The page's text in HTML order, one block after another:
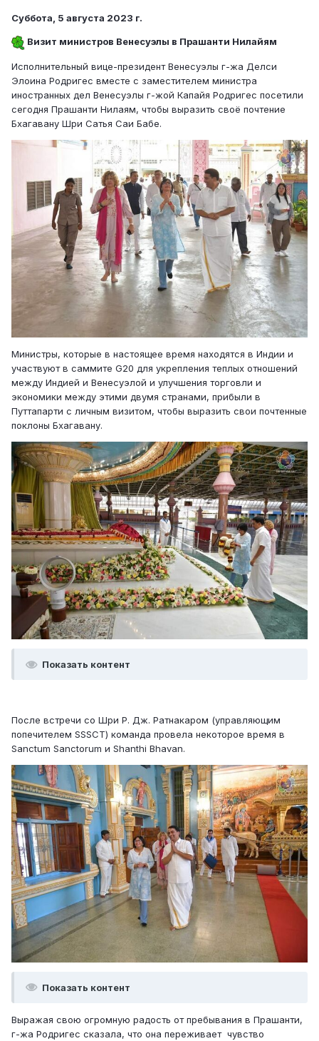
Суббота, 5 августа 2023 г.
Визит министров Венесуэлы в Прашанти Нилайям
Исполнительный вице-президент Венесуэлы г-жа Делси
Элоина Родригес вместе с заместителем министра
иностранных дел Венесуэлы г-жой Капайя Родригес посетили
сегодня Прашанти Нилаям, чтобы выразить своё почтение
Бхагавану Шри Сатья Саи Бабе.
Министры, которые в настоящее время находятся в Индии и
участвуют в саммите G20 для укрепления теплых отношений
между Индией и Венесуэлой и улучшения торговли и
экономики между этими двумя странами, прибыли в
Путтапарти с личным визитом, чтобы выразить свои почтенные
поклоны Бхагавану.
Показать контент
После встречи со Шри Р. Дж. Ратнакаром (управляющим
попечителем SSSCT) команда провела некоторое время в
Sanctum Sanctorum и Shanthi Bhavan.
Показать контент
Выражая свою огромную радость от пребывания в Прашанти,
г-жа Родригес сказала, что она переживает чувство